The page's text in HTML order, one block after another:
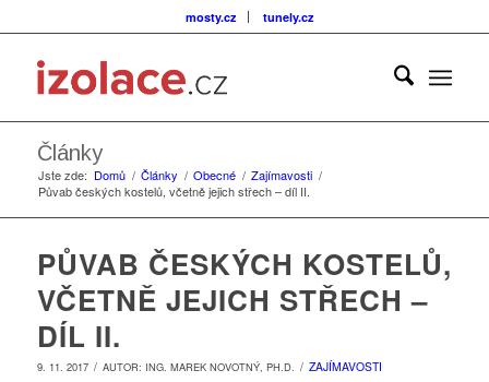
mosty.cz tunely.cz
Články
Jste zde: Domů / Články / Obecné / Zajímavosti /
Půvab českých kostelů, včetně jejich střech – díl II.
PŮVAB ČESKÝCH KOSTELŮ,
VČETNĚ JEJICH STŘECH –
DÍL II.
9. 11. 2017 / AUTOR: ING. MAREK NOVOTNÝ, PH.D. / ZAJÍMAVOSTI